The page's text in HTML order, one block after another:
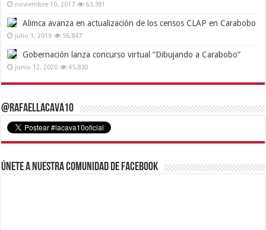
noviembre 10, 2017 63,381
Alimca avanza en actualización de los censos CLAP en Carabobo
julio 1, 2019 56,847
Gobernación lanza concurso virtual “Dibujando a Carabobo”
junio 12, 2020 45,830
@RafaelLacava10
Únete a nuestra comunidad de Facebook